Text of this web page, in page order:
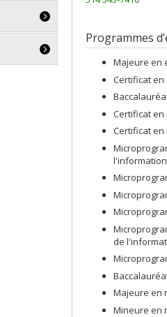
Programmes
Majeure en
Certificat en
Certificat
Certificat en
l'information
de
Majeure en
Mineure en